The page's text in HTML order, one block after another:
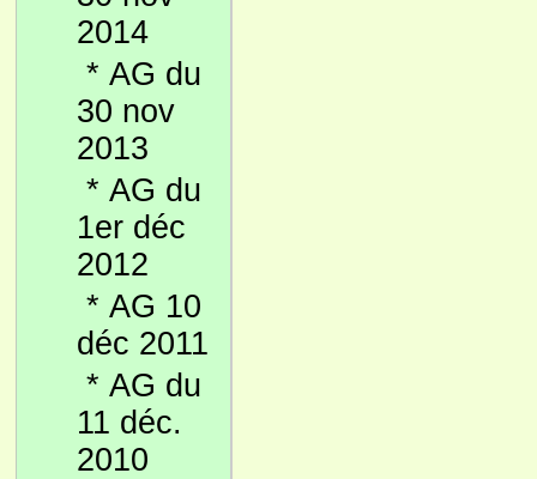
2014
* AG du
30 nov
2013
* AG du
1er déc
2012
* AG 10
déc 2011
* AG du
11 déc.
2010